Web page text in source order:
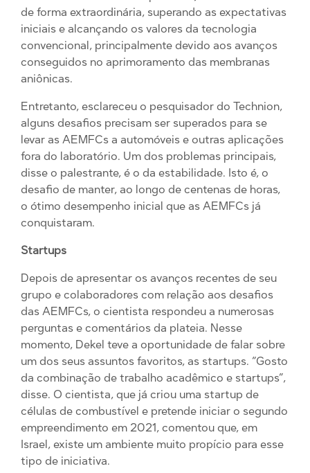
de forma extraordinária, superando as expectativas
iniciais e alcançando os valores da tecnologia
convencional, principalmente devido aos avanços
conseguidos no aprimoramento das membranas
aniônicas.
Entretanto, esclareceu o pesquisador do Technion,
alguns desafios precisam ser superados para se
levar as AEMFCs a automóveis e outras aplicações
fora do laboratório. Um dos problemas principais,
disse o palestrante, é o da estabilidade. Isto é, o
desafio de manter, ao longo de centenas de horas,
o ótimo desempenho inicial que as AEMFCs já
conquistaram.
Startups
Depois de apresentar os avanços recentes de seu
grupo e colaboradores com relação aos desafios
das AEMFCs, o cientista respondeu a numerosas
perguntas e comentários da plateia. Nesse
momento, Dekel teve a oportunidade de falar sobre
um dos seus assuntos favoritos, as startups. “Gosto
da combinação de trabalho acadêmico e startups”,
disse. O cientista, que já criou uma startup de
células de combustível e pretende iniciar o segundo
empreendimento em 2021, comentou que, em
Israel, existe um ambiente muito propício para esse
tipo de iniciativa.